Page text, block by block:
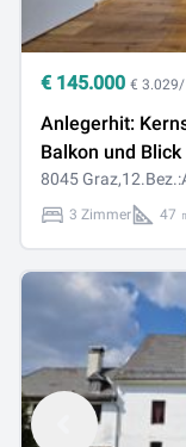
€ 145.000 € 3.029/
Anlegerhit:
Balkon und Blick
8045
3 Zimmer 47